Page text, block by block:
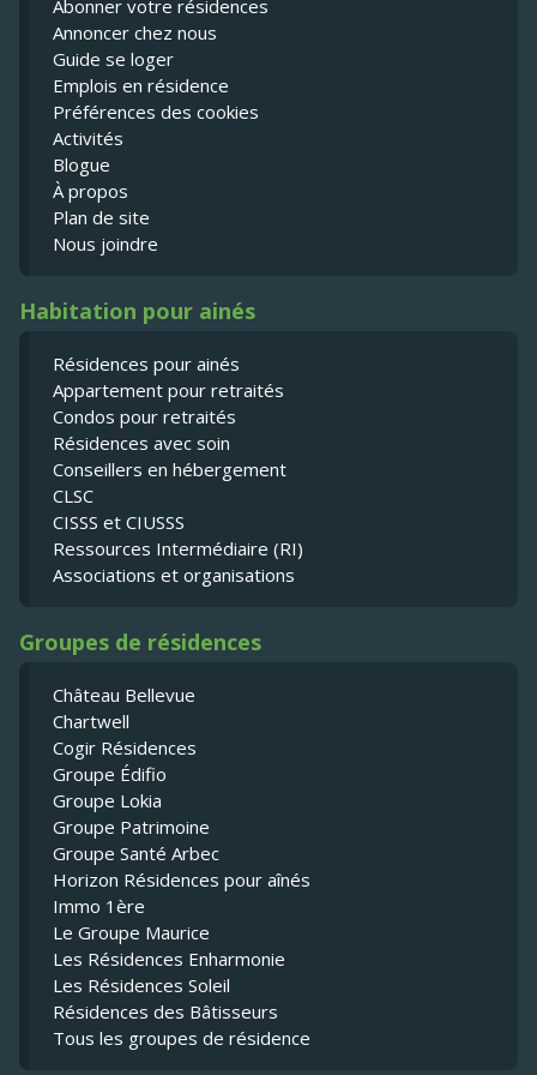
Abonner votre résidences
Annoncer chez nous
Guide se loger
Emplois en résidence
Préférences des cookies
Activités
Blogue
À propos
Plan de site
Nous joindre
Habitation pour ainés
Résidences pour ainés
Appartement pour retraités
Condos pour retraités
Résidences avec soin
Conseillers en hébergement
CLSC
CISSS et CIUSSS
Ressources Intermédiaire (RI)
Associations et organisations
Groupes de résidences
Château Bellevue
Chartwell
Cogir Résidences
Groupe Édifio
Groupe Lokia
Groupe Patrimoine
Groupe Santé Arbec
Horizon Résidences pour aînés
Immo 1ère
Le Groupe Maurice
Les Résidences Enharmonie
Les Résidences Soleil
Résidences des Bâtisseurs
Tous les groupes de résidence